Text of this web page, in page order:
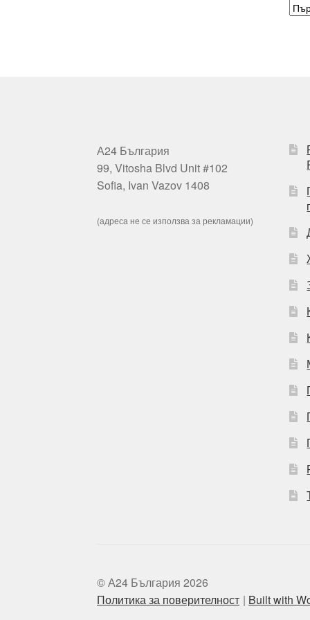
А24 България
99, Vitosha Blvd Unit #102
Sofia, Ivan Vazov 1408
(адреса не се използва за рекламации)
© А24 България 2026
Политика за поверителност
Built with